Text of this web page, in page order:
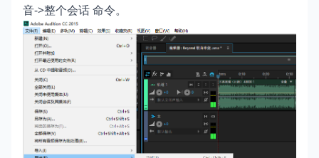
音->整个会话 命令。